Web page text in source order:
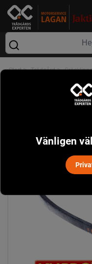
Start> Trädgård>
Vänligen